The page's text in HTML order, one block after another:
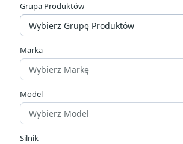
Grupa Produktów
Marka
Model
Silnik